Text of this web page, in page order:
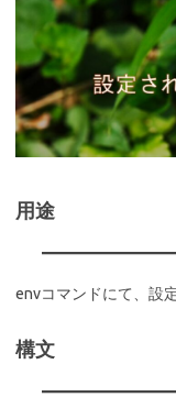
用途
envコマンドにて、設
構文